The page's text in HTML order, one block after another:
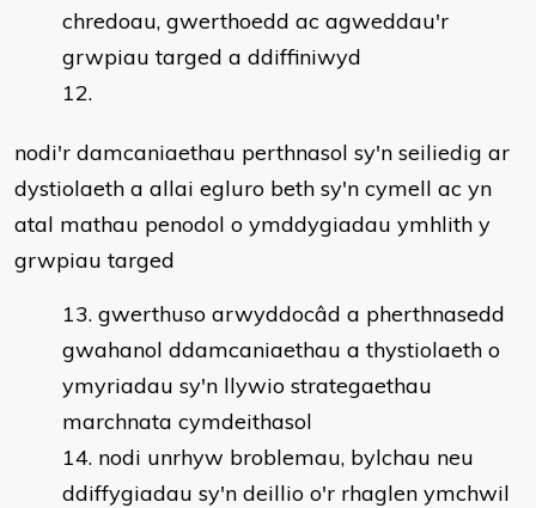
chredoau, gwerthoedd ac agweddau'r
grwpiau targed a ddiffiniwyd
nodi'r damcaniaethau perthnasol sy'n seiliedig ar
dystiolaeth a allai egluro beth sy'n cymell ac yn
atal mathau penodol o ymddygiadau ymhlith y
grwpiau targed
gwerthuso arwyddocâd a pherthnasedd
gwahanol ddamcaniaethau a thystiolaeth o
ymyriadau sy'n llywio strategaethau
marchnata cymdeithasol
nodi unrhyw broblemau, bylchau neu
ddiffygiadau sy'n deillio o'r rhaglen ymchwil